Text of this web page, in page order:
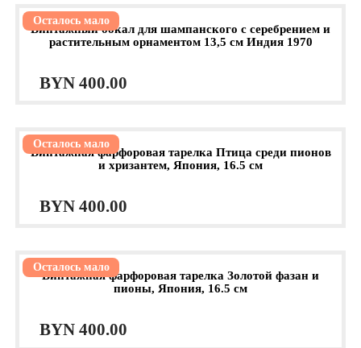
Осталось мало
Винтажный бокал для шампанского с серебрением и
растительным орнаментом 13,5 см Индия 1970
BYN 400.00
Осталось мало
Винтажная фарфоровая тарелка Птица среди пионов
и хризантем, Япония, 16.5 см
BYN 400.00
Осталось мало
Винтажная фарфоровая тарелка Золотой фазан и
пионы, Япония, 16.5 см
BYN 400.00